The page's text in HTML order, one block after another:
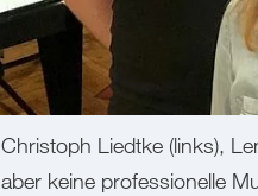
Christoph Liedtke (links),
aber keine professionelle